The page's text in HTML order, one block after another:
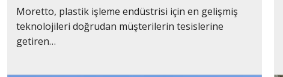
Moretto, plastik işleme endüstrisi için en gelişmiş
teknolojileri doğrudan müşterilerin tesislerine
getiren…